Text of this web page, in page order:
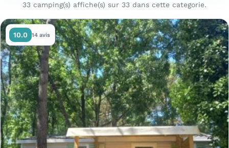
33 camping(s) affiche(s) sur 33 dans cette categorie.
10.0 14 avis